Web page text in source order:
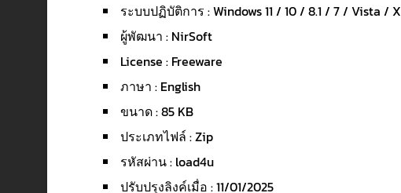
ระบบปฏิบัติการ : Windows 11 / 10 / 8.1 / 7 / Vista /
ผู้พัฒนา : NirSoft
License : Freeware
ภาษา : English
ขนาด : 85 KB
ประเภทไฟล์ : Zip
รหัสผ่าน : load4u
ปรับปรุงลิงค์เมื่อ : 11/01/2025